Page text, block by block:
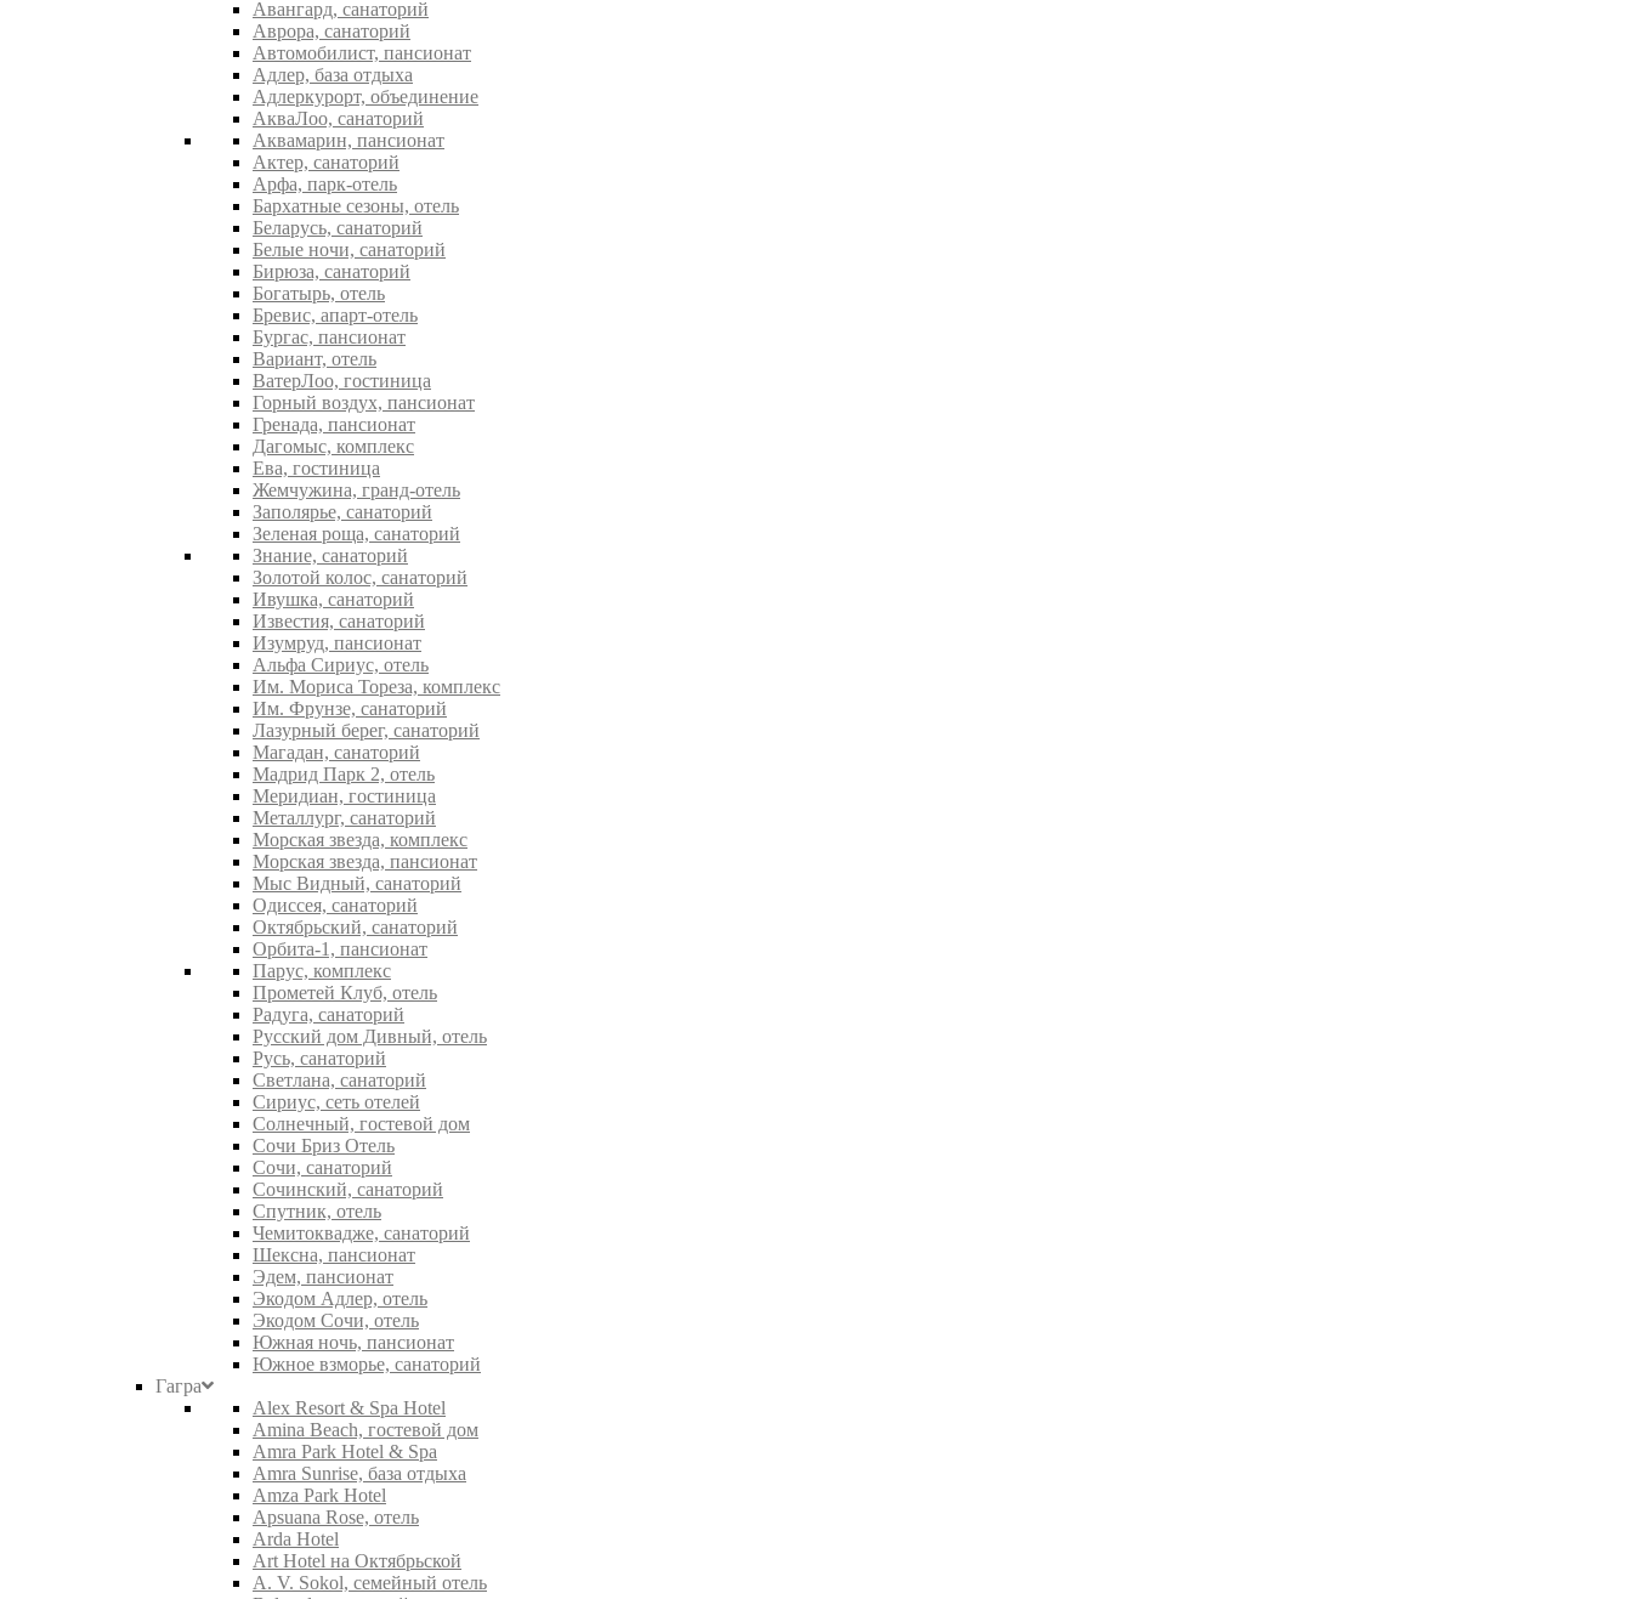
Авангард, санаторий
Аврора, санаторий
Автомобилист, пансионат
Адлер, база отдыха
Адлеркурорт, объединение
АкваЛоо, санаторий
Аквамарин, пансионат
Актер, санаторий
Арфа, парк-отель
Бархатные сезоны, отель
Беларусь, санаторий
Белые ночи, санаторий
Бирюза, санаторий
Богатырь, отель
Бревис, апарт-отель
Бургас, пансионат
Вариант, отель
ВатерЛоо, гостиница
Горный воздух, пансионат
Гренада, пансионат
Дагомыс, комплекс
Ева, гостиница
Жемчужина, гранд-отель
Заполярье, санаторий
Зеленая роща, санаторий
Знание, санаторий
Золотой колос, санаторий
Ивушка, санаторий
Известия, санаторий
Изумруд, пансионат
Альфа Сириус, отель
Им. Мориса Тореза, комплекс
Им. Фрунзе, санаторий
Лазурный берег, санаторий
Магадан, санаторий
Мадрид Парк 2, отель
Меридиан, гостиница
Металлург, санаторий
Морская звезда, комплекс
Морская звезда, пансионат
Мыс Видный, санаторий
Одиссея, санаторий
Октябрьский, санаторий
Орбита-1, пансионат
Парус, комплекс
Прометей Клуб, отель
Радуга, санаторий
Русский дом Дивный, отель
Русь, санаторий
Светлана, санаторий
Сириус, сеть отелей
Солнечный, гостевой дом
Сочи Бриз Отель
Сочи, санаторий
Сочинский, санаторий
Спутник, отель
Чемитоквадже, санаторий
Шексна, пансионат
Эдем, пансионат
Экодом Адлер, отель
Экодом Сочи, отель
Южная ночь, пансионат
Южное взморье, санаторий
Гагра
Alex Resort & Spa Hotel
Amina Beach, гостевой дом
Amra Park Hotel & Spa
Amra Sunrise, база отдыха
Amza Park Hotel
Apsuana Rose, отель
Arda Hotel
Art Hotel на Октябрьской
A. V. Sokol, семейный отель